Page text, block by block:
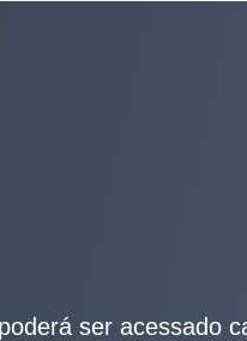
ser acessado